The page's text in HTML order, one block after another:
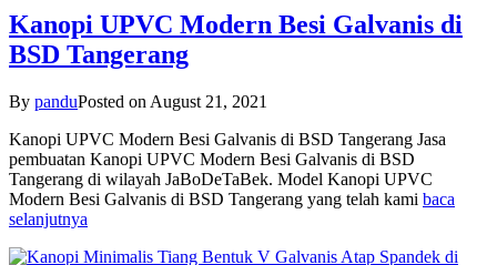
Kanopi UPVC Modern Besi Galvanis di
BSD Tangerang
By panduPosted on August 21, 2021
Kanopi UPVC Modern Besi Galvanis di BSD Tangerang Jasa
pembuatan Kanopi UPVC Modern Besi Galvanis di BSD
Tangerang di wilayah JaBoDeTaBek. Model Kanopi UPVC
Modern Besi Galvanis di BSD Tangerang yang telah kami baca
selanjutnya